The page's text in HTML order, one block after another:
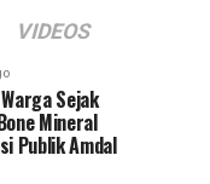
VIDEOS
Sejak
Mineral
Publik Amdal